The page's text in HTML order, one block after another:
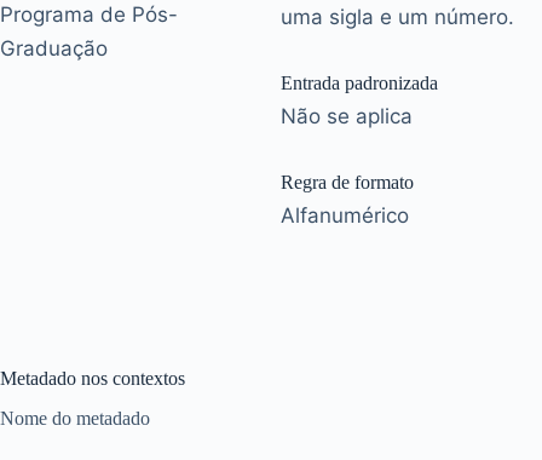
Programa de Pós-
Graduação
uma sigla e um número.
Entrada padronizada
Não se aplica
Regra de formato
Alfanumérico
Metadado nos contextos
Nome do metadado